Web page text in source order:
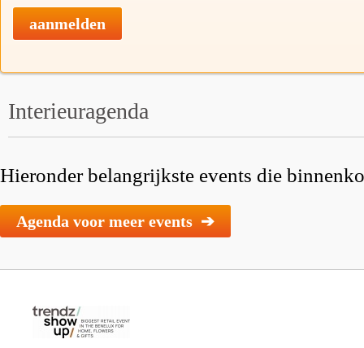
aanmelden
Interieuragenda
Hieronder belangrijkste events die
Agenda voor meer events ➔